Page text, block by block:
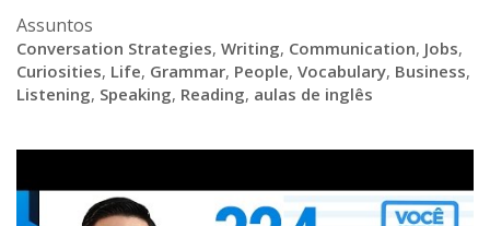
Assuntos
Conversation Strategies, Writing, Communication, Jobs,
Curiosities, Life, Grammar, People, Vocabulary, Business,
Listening, Speaking, Reading, aulas de inglês